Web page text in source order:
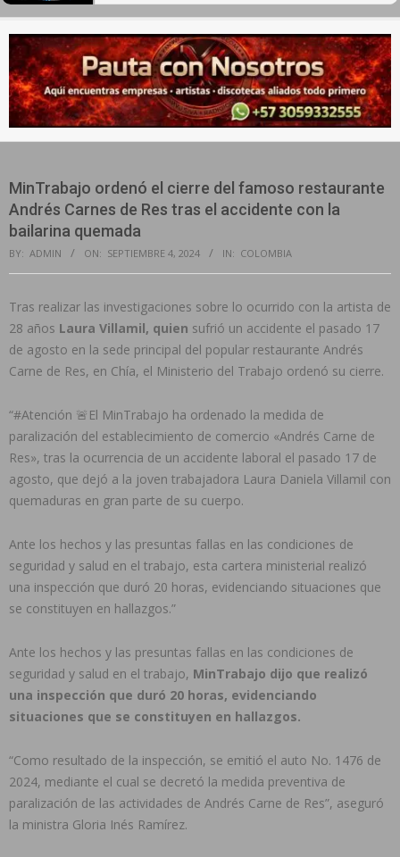
Navigation
Menu
MinTrabajo ordenó el cierre del famoso restaurante
Andrés Carnes de Res tras el accidente con la
bailarina quemada
BY: ADMIN ON: SEPTIEMBRE 4, 2024 IN: COLOMBIA
Tras realizar las investigaciones sobre lo ocurrido con la artista de
28 años Laura Villamil, quien sufrió un accidente el pasado 17
de agosto en la sede principal del popular restaurante Andrés
Carne de Res, en Chía, el Ministerio del Trabajo ordenó su cierre.
“#Atención 🚨El MinTrabajo ha ordenado la medida de
paralización del establecimiento de comercio «Andrés Carne de
Res», tras la ocurrencia de un accidente laboral el pasado 17 de
agosto, que dejó a la joven trabajadora Laura Daniela Villamil con
quemaduras en gran parte de su cuerpo.
Ante los hechos y las presuntas fallas en las condiciones de
seguridad y salud en el trabajo, esta cartera ministerial realizó
una inspección que duró 20 horas, evidenciando situaciones que
se constituyen en hallazgos.”
Ante los hechos y las presuntas fallas en las condiciones de
seguridad y salud en el trabajo, MinTrabajo dijo que realizó
una inspección que duró 20 horas, evidenciando
situaciones que se constituyen en hallazgos.
“Como resultado de la inspección, se emitió el auto No. 1476 de
2024, mediante el cual se decretó la medida preventiva de
paralización de las actividades de Andrés Carne de Res”, aseguró
la ministra Gloria Inés Ramírez.